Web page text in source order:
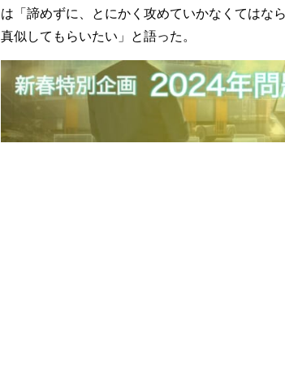
は「諦めずに、とにかく攻めていかなくてはな
真似してもらいたい」と語った。